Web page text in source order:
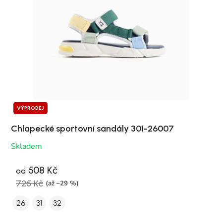
VÝPRODEJ
Chlapecké sportovní sandály 301-26007
Skladem
od 508 Kč
725 Kč (až –29 %)
26 31 32